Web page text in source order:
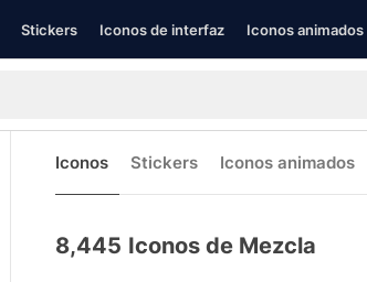
Stickers Iconos de interfaz Iconos animados
Iconos Stickers Iconos animados
8,445 Iconos de Mezcla